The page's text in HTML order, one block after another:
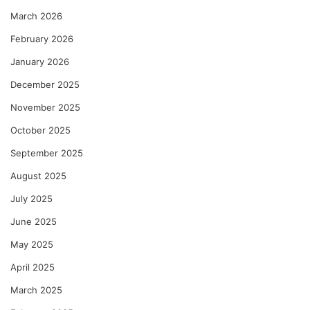
March 2026
February 2026
January 2026
December 2025
November 2025
October 2025
September 2025
August 2025
July 2025
June 2025
May 2025
April 2025
March 2025